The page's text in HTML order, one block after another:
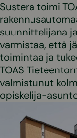
Sustera toimi
suunnittelijana
varmistaa, että
toimintaa ja
TOAS
valmistunut
opiskelija-